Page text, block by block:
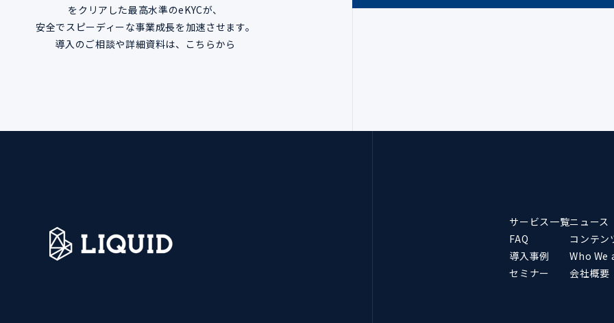
をクリアした最高水準のeKYCが、
安全でスピーディーな事業成長を加速させます。
導入のご相談や詳細資料は、こちらから
サービス一覧
FAQ
導入事例
セミナー
ニュース
コンテン
Who We
会社概要